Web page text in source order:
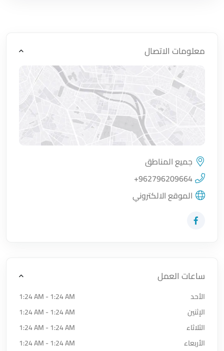
معلومات الاتصال
اضغط لتحميل الموقع
جميع المناطق
+962796209664
الموقع الالكتروني
زيارة حساب المتجر على Facebook-f
ساعات العمل
الأحد
1:24 AM - 1:24 AM
الإثنين
1:24 AM - 1:24 AM
الثلاثاء
1:24 AM - 1:24 AM
الأربعاء
1:24 AM - 1:24 AM